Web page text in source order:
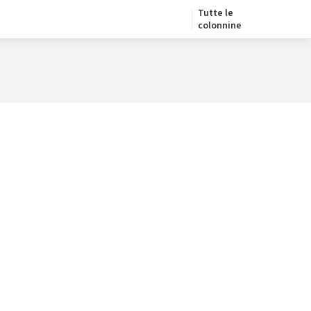
Tutte le
colonnine